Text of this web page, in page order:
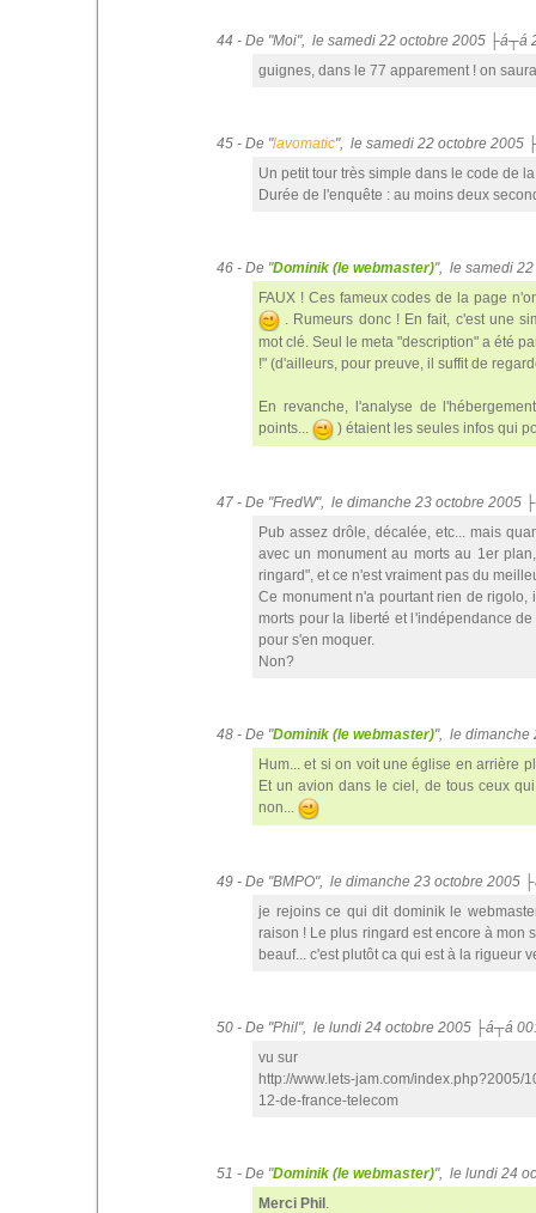
44 - De "Moi", le samedi 22 octobre 2005 ├á┬á
guignes, dans le 77 apparement ! on
45 - De "lavomatic", le samedi 22 octobre 2005
Un petit tour très simple dans le code de
Durée de l'enquête : au moins deux
46 - De "Dominik (le webmaster)", le samedi
FAUX ! Ces fameux codes de la page
. Rumeurs donc ! En fait, c'est une
mot clé. Seul le meta "description" a été
!" (d'ailleurs, pour preuve, il suffit de
En revanche, l'analyse de
points...
) étaient les seules infos qui
47 - De "FredW", le dimanche 23 octobre 2005
Pub assez drôle, décalée, etc... mais
avec un monument au morts au 1er
ringard", et ce n'est vraiment pas du
Ce monument n'a pourtant rien de
morts pour la liberté et l'indépendance
pour s'en moquer.
Non?
48 - De "Dominik (le webmaster)", le dimanche
Hum... et si on voit une église en arrière
Et un avion dans le ciel, de tous ceux
non...
49 - De "BMPO", le dimanche 23 octobre 2005
je rejoins ce qui dit dominik le
raison ! Le plus ringard est encore à mon
beauf... c'est plutôt ca qui est à la rigueur
50 - De "Phil", le lundi 24 octobre 2005 ├á┬á
vu sur
http://www.lets-jam.com/
12-de-france-telecom
51 - De "Dominik (le webmaster)", le lundi 24
Merci Phil .